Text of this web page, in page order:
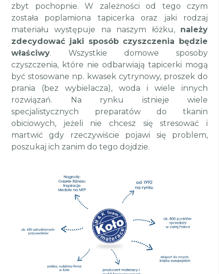
zbyt pochopnie. W zależności od tego czym
została poplamiona tapicerka oraz jaki rodzaj
materiału występuje na naszym łóżku, należy
zdecydować jaki sposób czyszczenia będzie
właściwy. Wszystkie domowe sposoby
czyszczenia, które nie odbarwiają tapicerki mogą
być stosowane np. kwasek cytrynowy, proszek do
prania (bez wybielacza), woda i wiele innych
rozwiązań. Na rynku istnieje wiele
specjalistycznych preparatów do tkanin
obiciowych, jeżeli nie chcesz się stresować i
martwić gdy rzeczywiście pojawi się problem,
poszukaj ich zanim do tego dojdzie.